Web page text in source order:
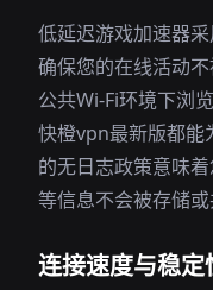
低延迟游戏加速器采
确保您的在线活动
公共Wi-Fi环境下浏
快橙vpn最新版都能
的无日志政策意味
等信息不会被存储或
连接速度与稳定